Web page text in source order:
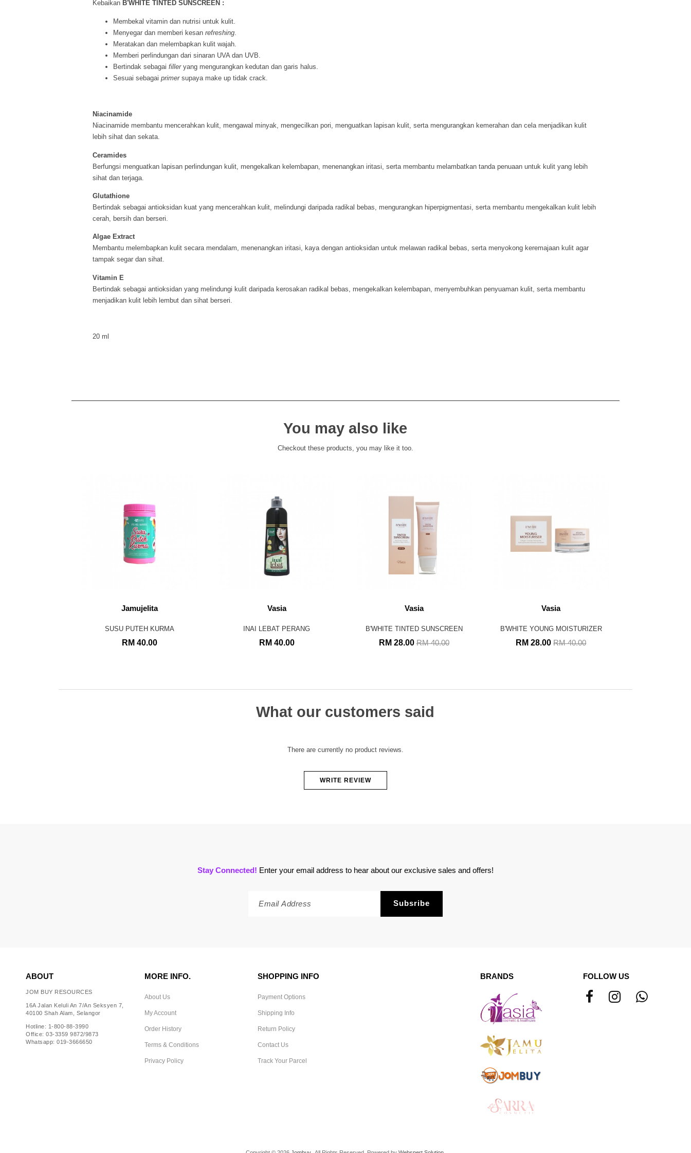
Kebaikan B'WHITE TINTED SUNSCREEN :
Membekal vitamin dan nutrisi untuk kulit.
Menyegar dan memberi kesanrefreshing
Meratakan dan melembapkan kulit wajah.
Memberi perlindungan dari sinaran UVA dan UVB.
Bertindak sebagaifilleryang mengurangkan kedutan dan garis halus.
Sesuai sebagaiprimersupaya make up tidak crack.
Niacinamide
Niacinamide membantu mencerahkan kulit, mengawal minyak, mengecilkan pori, menguatkan lapisan kulit, serta mengurangkan kemerahan dan cela menjadikan kulit
lebih sihat dan sekata.
Ceramides
Berfungsi menguatkan lapisan perlindungan kulit, mengekalkan kelembapan, menenangkan iritasi, serta membantu melambatkan tanda penuaan untuk kulit yang lebih
sihat dan terjaga.
Glutathione
Bertindak sebagai antioksidan kuat yang mencerahkan kulit, melindungi daripada radikal bebas, mengurangkan hiperpigmentasi, serta membantu mengekalkan kulit lebih
cerah, bersih dan berseri.
Algae Extract
Membantu melembapkan kulit secara mendalam, menenangkan iritasi, kaya dengan antioksidan untuk melawan radikal bebas, serta menyokong keremajaan kulit agar
tampak segar dan sihat.
Vitamin E
Bertindak sebagai antioksidan yang melindungi kulit daripada kerosakan radikal bebas, mengekalkan kelembapan, menyembuhkan penyuaman kulit, serta membantu
menjadikan kulit lebih lembut dan sihat berseri.
20 ml
You may also like
Checkout these products, you may like it too.
Jamujelita
SUSU PUTEH KURMA
RM 40.00
Vasia
INAI LEBAT PERANG
RM 40.00
Vasia
B'WHITE TINTED SUNSCREEN
RM 28.00RM 40.00
Vasia
B'WHITE YOUNG MOISTURIZER
RM 28.00RM 40.00
What our customers said
There are currently no product reviews.
WRITE REVIEW
Stay Connected! Enter your email address to hear about our exclusive sales and offers!
ABOUT
JOM BUY RESOURCES
16A Jalan Keluli An 7/An Seksyen 7,
40100 Shah Alam, Selangor
Hotline: 1-800-88-3990
Office: 03-3359 9872/9873
Whatsapp: 019-3666650
MORE INFO.
About Us
My Account
Order History
Terms & Conditions
Privacy Policy
SHOPPING INFO
Payment Options
Shipping Info
Return Policy
Contact Us
Track Your Parcel
FOLLOW US
BRANDS